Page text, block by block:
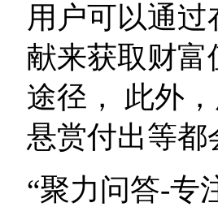
用户可以通
献来获取财
途径， 此外
悬赏付出等都
“聚力问答-专